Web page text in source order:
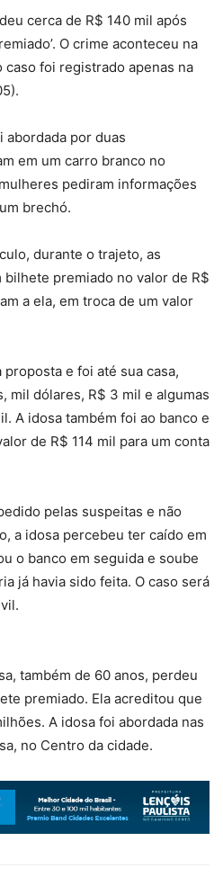
cerca de R$ 140 mil após
O crime aconteceu na
foi registrado apenas na
abordada por duas
em um carro branco no
pediram informações
brechó.
durante o trajeto, as
premiado no valor de R$
a ela, em troca de um valor
e foi até sua casa,
mil dólares, R$ 3 mil e algumas
A idosa também foi ao banco e
de R$ 114 mil para um conta
pelas suspeitas e não
a idosa percebeu ter caído em
o banco em seguida e soube
já havia sido feita. O caso será
também de 60 anos, perdeu
premiado. Ela acreditou que
A idosa foi abordada nas
no Centro da cidade.